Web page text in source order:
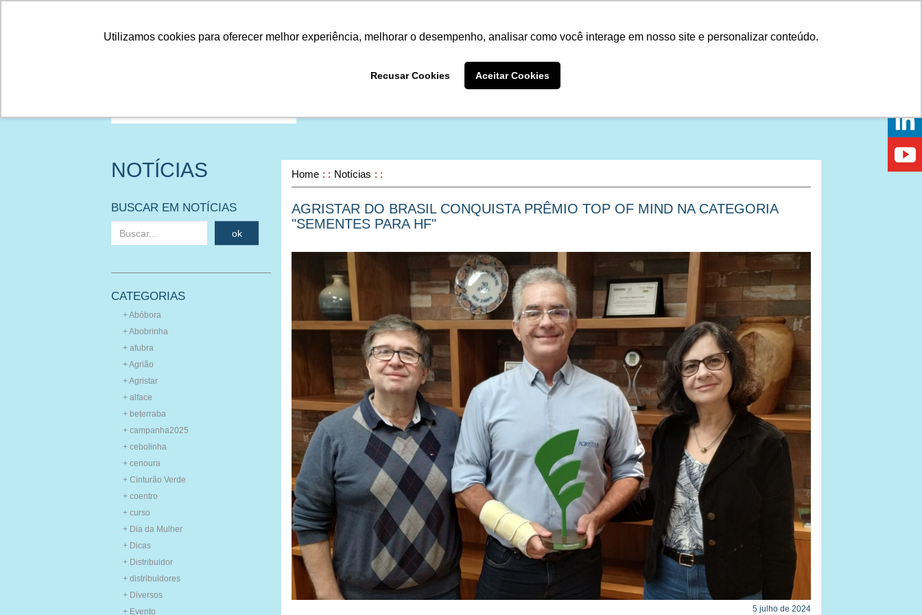
Utilizamos cookies para oferecer melhor experiência, melhorar o desempenho, analisar como você interage em nosso site e personalizar conteúdo.
Recusar Cookies Aceitar Cookies
NOTÍCIAS
BUSCAR EM NOTÍCIAS
ok
CATEGORIAS
+ Abóbora
+ Abobrinha
+ afubra
+ Agrião
+ Agristar
+ alface
+ beterraba
+ campanha2025
+ cebolinha
+ cenoura
+ Cinturão Verde
+ coentro
+ curso
+ Dia da Mulher
+ Dicas
+ Distribuidor
+ distribuidores
+ Diversos
+ Evento
Home Notícias
AGRISTAR DO BRASIL CONQUISTA PRÊMIO TOP OF MIND NA CATEGORIA
"SEMENTES PARA HF"
5 julho de 2024